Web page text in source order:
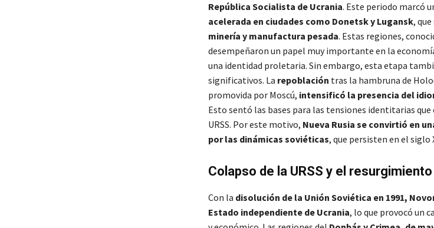
República Socialista de Ucrania. Este periodo marcó
acelerada en ciudades como Donetsk y Lugansk,
minería y manufactura pesada. Estas regiones,
desempeñaron un papel muy importante en la
una identidad proletaria​. Sin embargo, esta etapa
significativos. La repoblación tras la hambruna de
promovida por Moscú, intensificó la presencia del
Esto sentó las bases para las tensiones identitarias
URSS. Por este motivo, Nueva Rusia se convirtió en
por las dinámicas soviéticas, que persisten en el siglo
Colapso de la URSS y el
Con la disolución de la Unión Soviética en 1991,
Estado independiente de Ucrania, lo que provocó un